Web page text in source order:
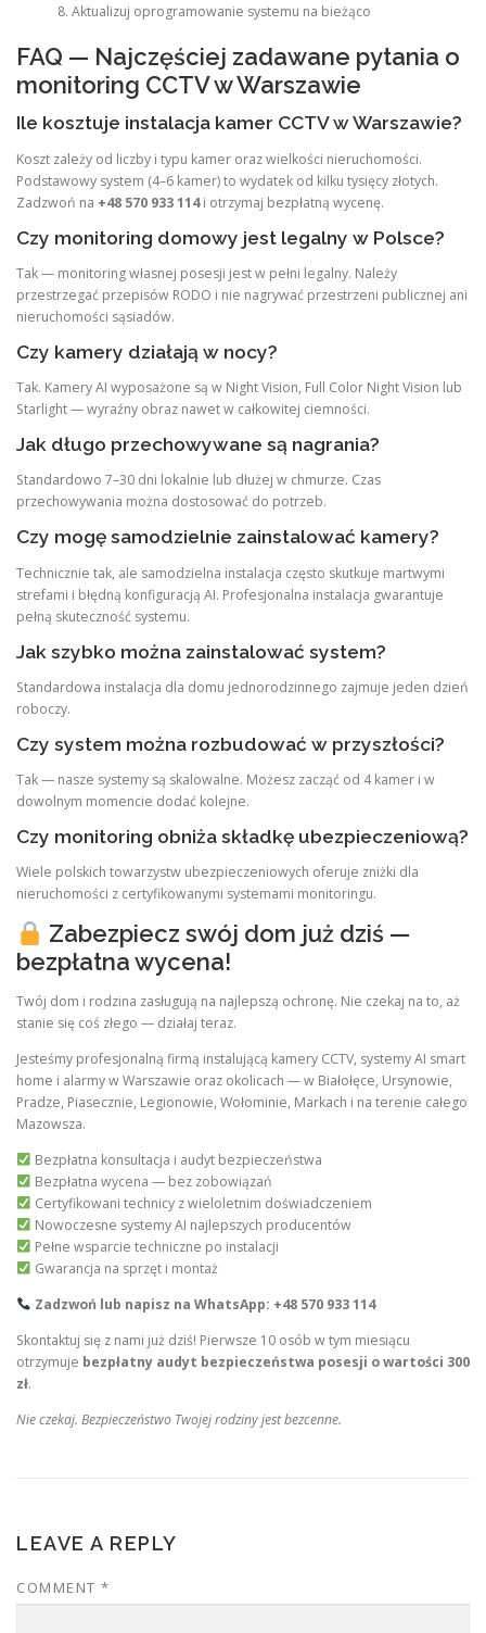
Aktualizuj oprogramowanie systemu na bieżąco
FAQ — Najczęściej zadawane pytania o
monitoring CCTV w Warszawie
Ile kosztuje instalacja kamer CCTV w Warszawie?
Koszt zależy od liczby i typu kamer oraz wielkości nieruchomości.
Podstawowy system (4–6 kamer) to wydatek od kilku tysięcy złotych.
Zadzwoń na +48 570 933 114i otrzymaj bezpłatną wycenę.
Czy monitoring domowy jest legalny w Polsce?
Tak — monitoring własnej posesji jest w pełni legalny. Należy
przestrzegać przepisów RODO i nie nagrywać przestrzeni publicznej ani
nieruchomości sąsiadów.
Czy kamery działają w nocy?
Tak. Kamery AI wyposażone są w Night Vision, Full Color Night Vision lub
Starlight — wyraźny obraz nawet w całkowitej ciemności.
Jak długo przechowywane są nagrania?
Standardowo 7–30 dni lokalnie lub dłużej w chmurze. Czas
przechowywania można dostosować do potrzeb.
Czy mogę samodzielnie zainstalować kamery?
Technicznie tak, ale samodzielna instalacja często skutkuje martwymi
strefami i błędną konfiguracją AI. Profesjonalna instalacja gwarantuje
pełną skuteczność systemu.
Jak szybko można zainstalować system?
Standardowa instalacja dla domu jednorodzinnego zajmuje jeden dzień
roboczy.
Czy system można rozbudować w przyszłości?
Tak — nasze systemy są skalowalne. Możesz zacząć od 4 kamer i w
dowolnym momencie dodać kolejne.
Czy monitoring obniża składkę ubezpieczeniową?
Wiele polskich towarzystw ubezpieczeniowych oferuje zniżki dla
nieruchomości z certyfikowanymi systemami monitoringu.
Zabezpiecz swój dom już dziś —
bezpłatna wycena!
Twój dom i rodzina zasługują na najlepszą ochronę. Nie czekaj na to, aż
stanie się coś złego — działaj teraz.
Jesteśmy profesjonalną firmą instalującą kamery CCTV, systemy AI smart
home i alarmy w Warszawie oraz okolicach — w Białołęce, Ursynowie,
Pradze, Piasecznie, Legionowie, Wołominie, Markach i na terenie całego
Mazowsza.
Bezpłatna konsultacja i audyt bezpieczeństwa
Bezpłatna wycena — bez zobowiązań
Certyfikowani technicy z wieloletnim doświadczeniem
Nowoczesne systemy AI najlepszych producentów
Pełne wsparcie techniczne po instalacji
Gwarancja na sprzęt i montaż
Zadzwoń lub napisz na WhatsApp: +48 570 933 114
Skontaktuj się z nami już dziś! Pierwsze 10 osób w tym miesiącu
otrzymuje bezpłatny audyt bezpieczeństwa posesji o wartości 300
zł.
Nie czekaj. Bezpieczeństwo Twojej rodziny jest bezcenne.
LEAVE A REPLY
COMMENT *